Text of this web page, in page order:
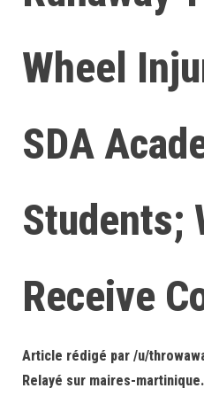
Wheel
SDA
Students;
Receive
Article rédigé par /u/
Relayé sur maires-